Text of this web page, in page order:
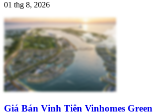
01 thg 8, 2026
Giá Bán Vịnh Tiên Vinhomes Green